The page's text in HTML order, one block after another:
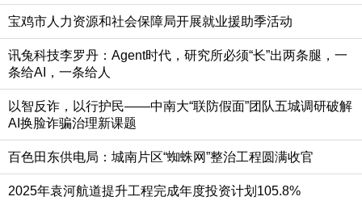
宝鸡市人力资源和社会保障局开展就业援助季活动
讯兔科技李罗丹：Agent时代，研究所必须“长”出两条腿，一
条给AI，一条给人
以智反诈，以行护民——中南大“联防假面”团队五城调研破解
AI换脸诈骗治理新课题
百色田东供电局：城南片区“蜘蛛网”整治工程圆满收官
2025年袁河航道提升工程完成年度投资计划105.8%